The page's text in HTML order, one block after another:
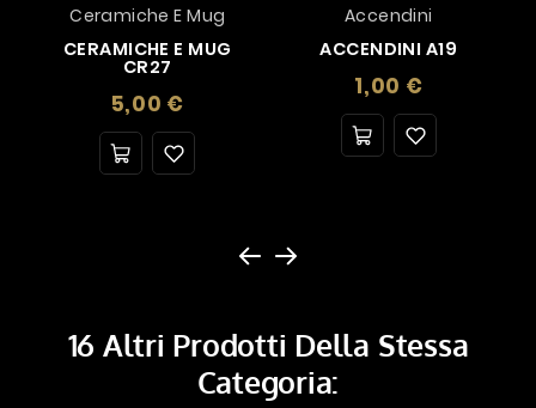
Ceramiche E Mug
CERAMICHE E MUG
CR27
5,00 €Prezzo
Accendini
ACCENDINI A19
1,00 €Prezzo
16 Altri Prodotti Della Stessa
Categoria: